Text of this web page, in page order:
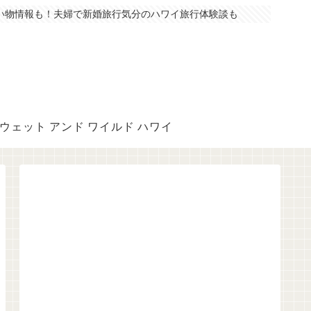
情報も！夫婦で新婚旅行気分のハワイ旅行体験談も
ウェット アンド ワイルド ハワイ